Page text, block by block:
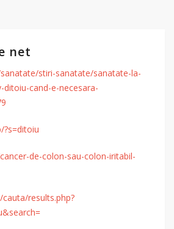
net
stiri-sanatate/sanatate-la-
ditoiu-cand-e-necesara-
?s=ditoiu
de-colon-sau-colon-iritabil-
results.php?